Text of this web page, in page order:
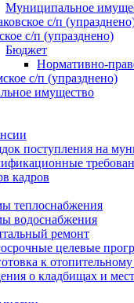
Муниципальное
с/п
с/п (упразднено)
Бюджет
Нормативно-
с/п (упразднено)
имущество
поступления на
кадров
теплоснабжения
водоснабжения
ремонт
целевые
к
о кладбищах и